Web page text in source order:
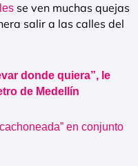
se ven muchas quejas
salir a las calles del
donde quiera”, le
de Medellín
en conjunto